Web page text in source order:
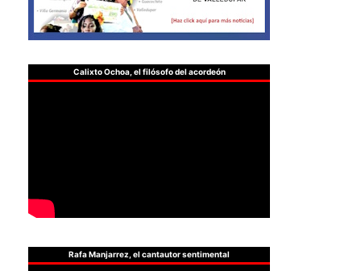
Calixto Ochoa, el filósofo del acordeón
Rafa Manjarrez, el cantautor sentimental